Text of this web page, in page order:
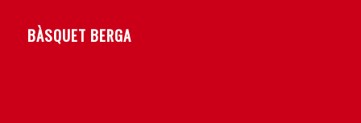
BÀSQUET BERGA